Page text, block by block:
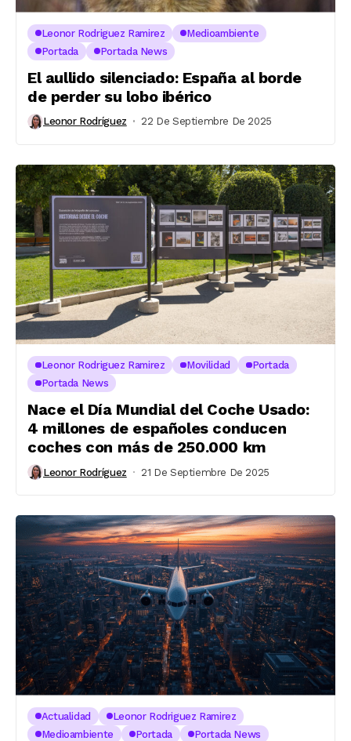
Leonor Rodriguez Ramirez
Medioambiente
Portada
Portada News
El aullido silenciado: España al borde
de perder su lobo ibérico
Leonor Rodríguez 22 De Septiembre De 2025
Leonor Rodriguez Ramirez Movilidad
Portada
Portada News
Nace el Día Mundial del Coche Usado:
4 millones de españoles conducen
coches con más de 250.000 km
Leonor Rodríguez 21 De Septiembre De 2025
Actualidad
Leonor Rodriguez Ramirez
Medioambiente
Portada
Portada News